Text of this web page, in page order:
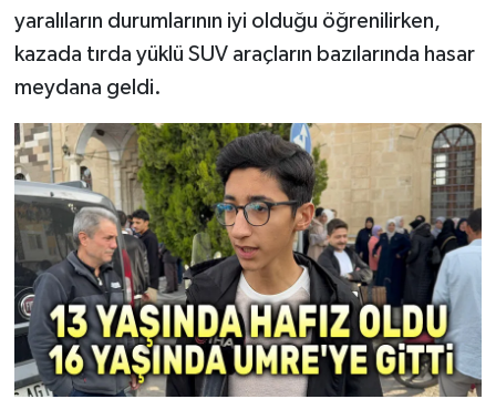
yaralıların durumlarının iyi olduğu öğrenilirken,
kazada tırda yüklü SUV araçların bazılarında hasar
meydana geldi.